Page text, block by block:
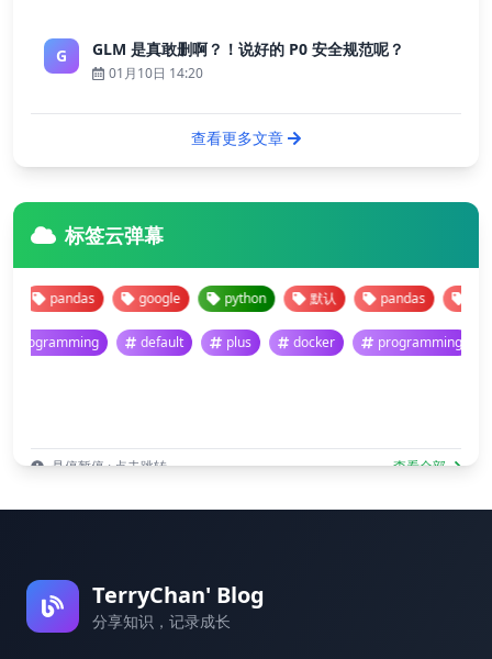
G GLM 是真敢删啊？！说好的 P0 安全规范呢？
01月10日 14:20
查看更多文章
标签云弹幕
pandas google python 默认 pandas google
programming default plus docker programming
悬停暂停 · 点击跳转 查看全部
TerryChan' Blog
分享知识，记录成长